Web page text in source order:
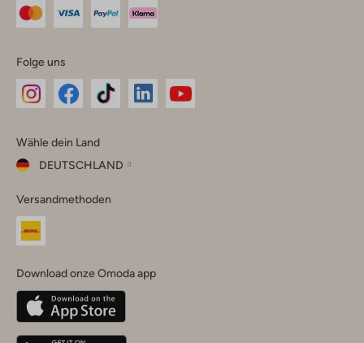
Folge uns
Instagram
Facebook
TikTok
Wähle dein Land
DEUTSCHLAND
dein
Land
Belgique(Français)
Deutschland
Versandmethoden
Download onze Omoda app